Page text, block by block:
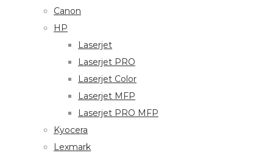
Canon
HP
Laserjet
Laserjet PRO
Laserjet Color
Laserjet MFP
Laserjet PRO MFP
Kyocera
Lexmark